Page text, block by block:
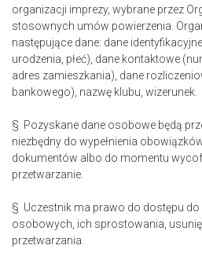
organizacji imprezy, wybrane przez
stosownych umów powierzenia.
następujące dane: dane
urodzenia, płeć), dane kontaktowe
adres zamieszkania), dane
bankowego), nazwę klubu, wizerunek.
§ Pozyskane dane osobowe będą
niezbędny do wypełnienia
dokumentów albo do momentu
przetwarzanie.
§ Uczestnik ma prawo do dostępu
osobowych, ich sprostowania,
przetwarzania.